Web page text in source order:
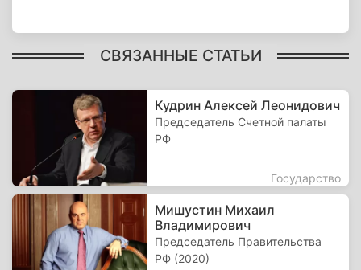
СВЯЗАННЫЕ СТАТЬИ
Кудрин Алексей Леонидович
Председатель Счетной палаты
РФ
Государство
Мишустин Михаил
Владимирович
Председатель Правительства
РФ (2020)